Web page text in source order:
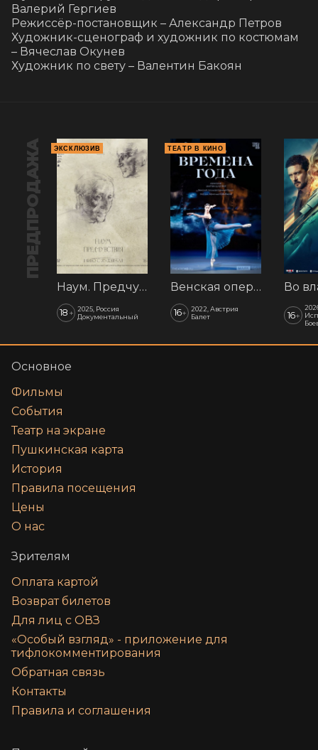
Валерий Гергиев
Режиссёр-постановщик – Александр Петров
Художник-сценограф и художник по костюмам
– Вячеслав Окунев
Художник по свету – Валентин Бакоян
ПРЕДПРОДАЖА ЭКСКЛЮЗИВ
Наум. Предчувствия
18 + 2025, Россия
Документальный
ТЕАТР В КИНО
Венская опера: Времена года
16+
2022, Австрия
Балет
16+
Основное
Фильмы
События
Театр на экране
Пушкинская карта
История
Правила посещения
Цены
О нас
Зрителям
Оплата картой
Возврат билетов
Для лиц с ОВЗ
«‎Особый взгляд» - приложение для
тифлокомментирования
Обратная связь
Контакты
Правила и соглашения